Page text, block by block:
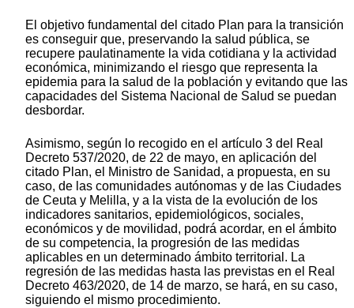
El objetivo fundamental del citado Plan para la transición
es conseguir que, preservando la salud pública, se
recupere paulatinamente la vida cotidiana y la actividad
económica, minimizando el riesgo que representa la
epidemia para la salud de la población y evitando que las
capacidades del Sistema Nacional de Salud se puedan
desbordar.
Asimismo, según lo recogido en el artículo 3 del Real
Decreto 537/2020, de 22 de mayo, en aplicación del
citado Plan, el Ministro de Sanidad, a propuesta, en su
caso, de las comunidades autónomas y de las Ciudades
de Ceuta y Melilla, y a la vista de la evolución de los
indicadores sanitarios, epidemiológicos, sociales,
económicos y de movilidad, podrá acordar, en el ámbito
de su competencia, la progresión de las medidas
aplicables en un determinado ámbito territorial. La
regresión de las medidas hasta las previstas en el Real
Decreto 463/2020, de 14 de marzo, se hará, en su caso,
siguiendo el mismo procedimiento.